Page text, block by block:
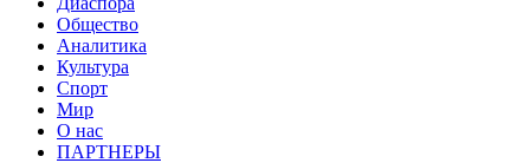
Общество
Аналитика
Культура
Спорт
Мир
О нас
ПАРТНЕРЫ